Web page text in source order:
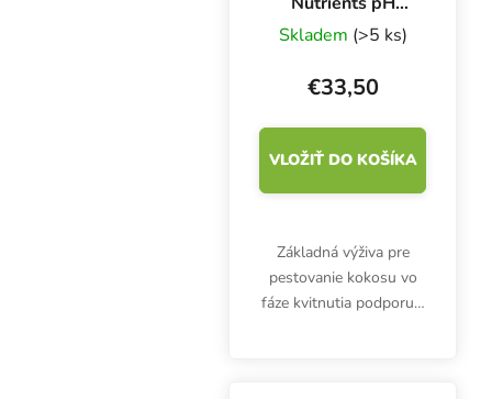
Perfect Sensi Coco
Bloom A+B 1 l,
základné hnojivo
pre kvety
Skladem (>5 ks)
€33,50
VLOŽIŤ DO KOŠÍKA
Základná výživa pre
pestovanie kokosu vo
fáze kvitnutia podporuje